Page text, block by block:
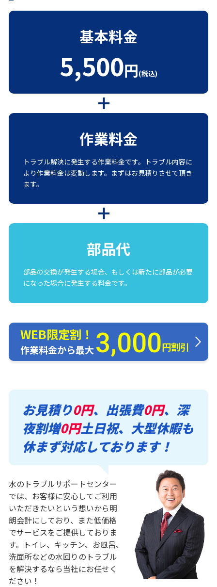
基本料金
5,500円(税込)
作業料金
トラブル解決に発生する作業料金です。トラブル内容に
より作業料金は変動します。まずはお見積りさせて頂き
ます。
部品代
部品の交換が発生する場合、もしくは新たに部品が必要
になった場合に発生する料金です。
WEB限定割！
作業料金から最大3,000円割引
お見積り0円、出張費0円、深
夜割増0円土日祝、大型休暇も
休まず対応しております！
水のトラブルサポートセンター
では、お客様に安心してご利用
いただきたいという想いから明
朗会計にしており、また低価格
でサービスをご提供しておりま
す。トイレ、キッチン、お風呂、
洗面所などの水回りのトラブル
を解決するなら当社にお任せく
ださい！